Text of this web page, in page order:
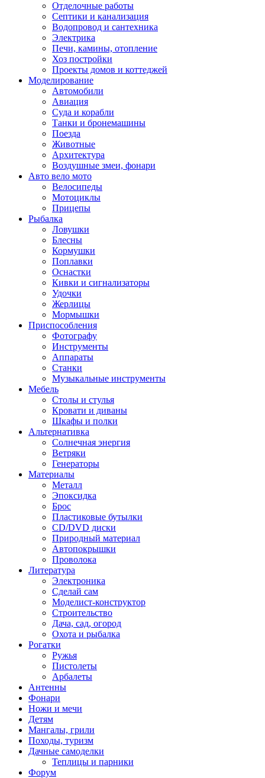
Отделочные работы
Септики и канализация
Водопровод и сантехника
Электрика
Печи, камины, отопление
Хоз постройки
Проекты домов и коттеджей
Моделирование
Автомобили
Авиация
Суда и корабли
Танки и бронемашины
Поезда
Животные
Архитектура
Воздушные змеи, фонари
Авто вело мото
Велосипеды
Мотоциклы
Прицепы
Рыбалка
Ловушки
Блесны
Кормушки
Поплавки
Оснастки
Кивки и сигнализаторы
Удочки
Жерлицы
Мормышки
Приспособления
Фотографу
Инструменты
Аппараты
Станки
Музыкальные инструменты
Мебель
Столы и стулья
Кровати и диваны
Шкафы и полки
Альтернативка
Солнечная энергия
Ветряки
Генераторы
Материалы
Металл
Эпоксидка
Брос
Пластиковые бутылки
CD/DVD диски
Природный материал
Автопокрышки
Проволока
Литература
Электроника
Сделай сам
Моделист-конструктор
Строительство
Дача, сад, огород
Охота и рыбалка
Рогатки
Ружья
Пистолеты
Арбалеты
Антенны
Фонари
Ножи и мечи
Детям
Мангалы, грили
Походы, туризм
Дачные самоделки
Теплицы и парники
Форум